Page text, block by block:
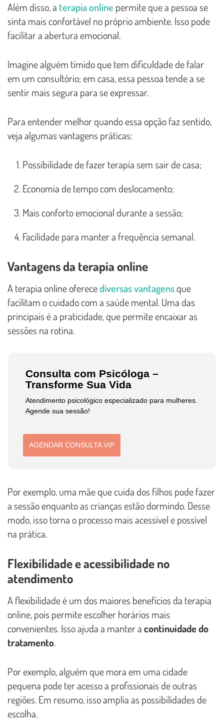
Além disso, a terapia online permite que a pessoa se
sinta mais confortável no próprio ambiente. Isso pode
facilitar a abertura emocional.
Imagine alguém tímido que tem dificuldade de falar
em um consultório; em casa, essa pessoa tende a se
sentir mais segura para se expressar.
Para entender melhor quando essa opção faz sentido,
veja algumas vantagens práticas:
Possibilidade de fazer terapia sem sair de casa;
Economia de tempo com deslocamento;
Mais conforto emocional durante a sessão;
Facilidade para manter a frequência semanal.
Vantagens da terapia online
A terapia online oferecediversas vantagensque
facilitam o cuidado com a saúde mental. Uma das
principais é a praticidade, que permite encaixar as
sessões na rotina.
Consulta com Psicóloga –
Transforme Sua Vida
Atendimento psicológico especializado para mulheres.
Agende sua sessão!
AGENDAR CONSULTA VIP
Por exemplo, uma mãe que cuida dos filhos pode fazer
a sessão enquanto as crianças estão dormindo. Desse
modo, isso torna o processo mais acessível e possível
na prática.
Flexibilidade e acessibilidade no
atendimento
A flexibilidade é um dos maiores benefícios da terapia
online, pois permite escolher horários mais
convenientes. Isso ajuda a manter acontinuidade do
tratamento.
Por exemplo, alguém que mora em uma cidade
pequena pode ter acesso a profissionais de outras
regiões. Em resumo, isso amplia as possibilidades de
escolha.